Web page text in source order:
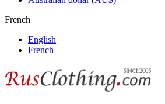
French
English
French